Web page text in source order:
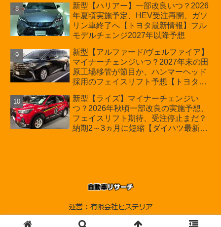
新型【ハリアー】一部改良いつ？2026
年夏頃実施予定、HEV受注再開、ガソ
リン車終了へ【トヨタ最新情報】フル
モデルチェンジ2027年以降予想
新型【アルファード/ヴェルファイア】
マイナーチェンジいつ？2027年末の田
原工場移管が節目か、ハンマーヘッド
採用のフェイスリフト予想【トヨタ最
費税込価格559万9000円から
新型【ライズ】マイナーチェンジい
つ？2026年秋頃一部改良の実施予想、
フェイスリフト期待、受注停止まだ？
納期2～3ヵ月に短縮【ダイハツ最新情